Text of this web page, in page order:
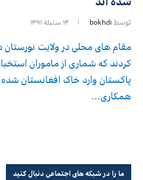
توسط bokhdi ۱۴ سنبله ۱۳۹۱
مقام های محلی در ولایت
کردند که شماری از ماموران
پاکستان وارد خاک افغانستان
همکاری…
ما را در شبکه های اجتماعی دنبال کنید